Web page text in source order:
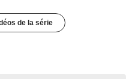
de la série